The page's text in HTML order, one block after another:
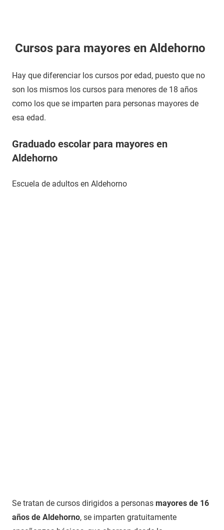
Cursos para mayores en Aldehorno
Hay que diferenciar los cursos por edad, puesto que no
son los mismos los cursos para menores de 18 años
como los que se imparten para personas mayores de
esa edad.
Graduado escolar para mayores en
Aldehorno
Escuela de adultos en Aldehorno
Se tratan de cursos dirigidos a personas mayores de 16
años de Aldehorno, se imparten gratuitamente